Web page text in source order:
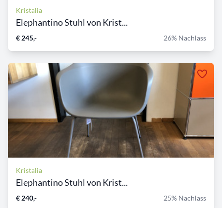
Kristalia
Elephantino Stuhl von Krist...
€ 245,- 26% Nachlass
Kristalia
Elephantino Stuhl von Krist...
€ 240,- 25% Nachlass